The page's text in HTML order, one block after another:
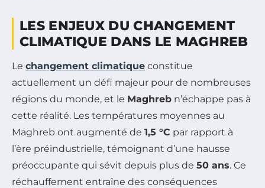
LES ENJEUX DU CHANGEMENT
CLIMATIQUE DANS LE MAGHREB
Le changement climatique constitue
actuellement un défi majeur pour de nombreuses
régions du monde, et le Maghreb n’échappe pas à
cette réalité. Les températures moyennes au
Maghreb ont augmenté de 1,5 °C par rapport à
l’ère préindustrielle, témoignant d’une hausse
préoccupante qui sévit depuis plus de 50 ans. Ce
réchauffement entraîne des conséquences